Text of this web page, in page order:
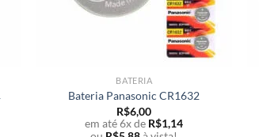
BATERIA
Bateria Panasonic CR1632
R$6,00
em até 6x de R$1,14